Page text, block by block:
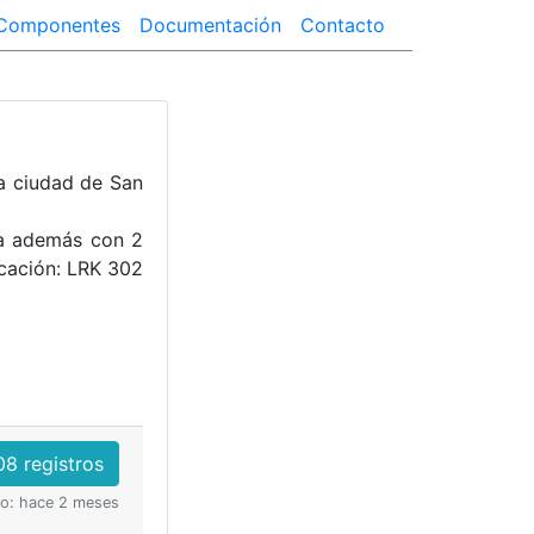
Documentación Contacto
ciudad de San
además con 2
LRK 302
registros
hace 2 meses